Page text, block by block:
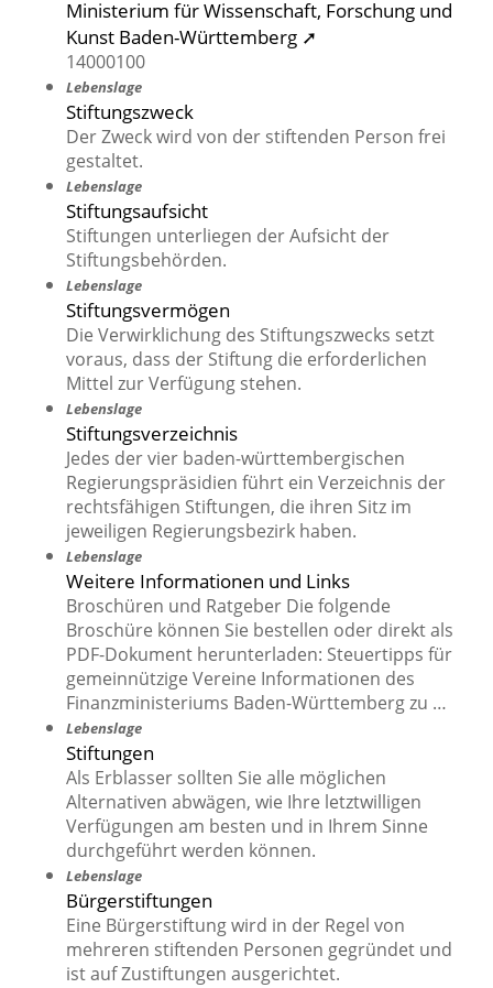
Ministerium für Wissenschaft, Forschung und
Kunst Baden-Württemberg ➚
14000100
Lebenslage
Stiftungszweck
Der Zweck wird von der stiftenden Person frei
gestaltet.
Lebenslage
Stiftungsaufsicht
Stiftungen unterliegen der Aufsicht der
Stiftungsbehörden.
Lebenslage
Stiftungsvermögen
Die Verwirklichung des Stiftungszwecks setzt
voraus, dass der Stiftung die erforderlichen
Mittel zur Verfügung stehen.
Lebenslage
Stiftungsverzeichnis
Jedes der vier baden-württembergischen
Regierungspräsidien führt ein Verzeichnis der
rechtsfähigen Stiftungen, die ihren Sitz im
jeweiligen Regierungsbezirk haben.
Lebenslage
Weitere Informationen und Links
Broschüren und Ratgeber Die folgende
Broschüre können Sie bestellen oder direkt als
PDF-Dokument herunterladen: Steuertipps für
gemeinnützige Vereine Informationen des
Finanzministeriums Baden-Württemberg zu …
Lebenslage
Stiftungen
Als Erblasser sollten Sie alle möglichen
Alternativen abwägen, wie Ihre letztwilligen
Verfügungen am besten und in Ihrem Sinne
durchgeführt werden können.
Lebenslage
Bürgerstiftungen
Eine Bürgerstiftung wird in der Regel von
mehreren stiftenden Personen gegründet und
ist auf Zustiftungen ausgerichtet.